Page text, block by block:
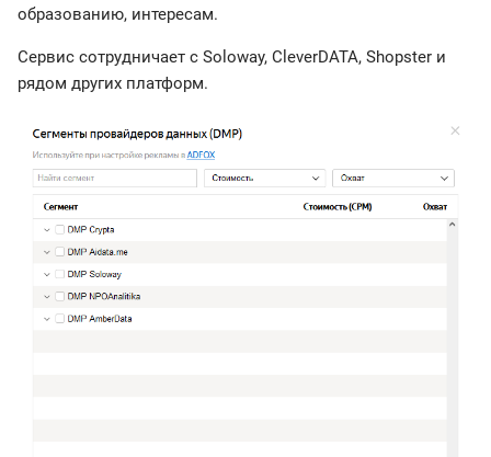
образованию, интересам.
Сервис сотрудничает с Soloway, CleverDATA, Shopster и
рядом других платформ.